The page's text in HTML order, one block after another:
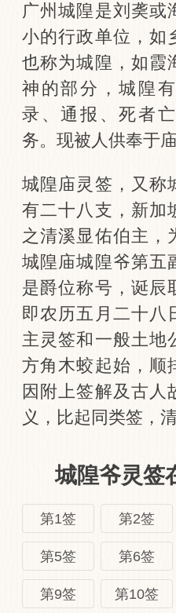
广州城隍是刘䶮或
小的行政单位，如
也称为城隍，如霞
神的部分，城隍
录、通报、死者
务。现被人供奉于
城隍庙灵签，又称
有二十八支，新加
之清溪显佑伯主，
城隍庙城隍爷第五
是爵位称号，诞辰
即农历五月二十八
主灵签和一般土地
方角木蛟起始，顺
因附上签解及古人
义，比起同类签，
城隍爷灵签
第1签 第2签
第5签 第6签
第9签 第10签